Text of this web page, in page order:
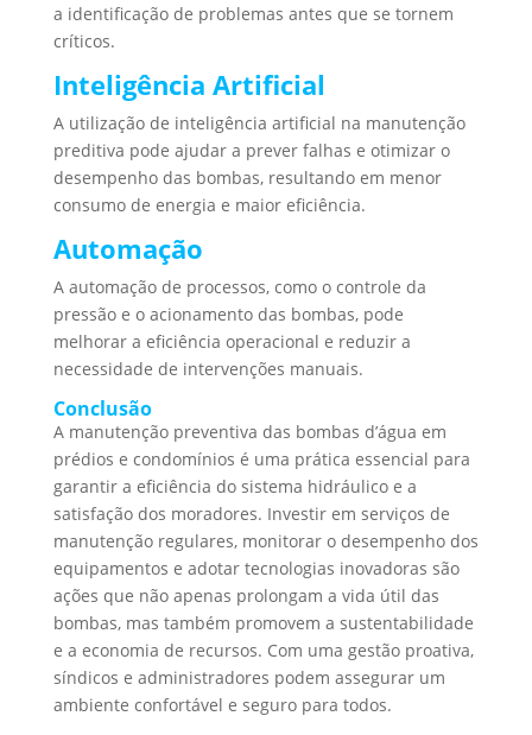
a identificação de problemas antes que se tornem
críticos.
Inteligência Artificial
A utilização de inteligência artificial na manutenção
preditiva pode ajudar a prever falhas e otimizar o
desempenho das bombas, resultando em menor
consumo de energia e maior eficiência.
Automação
A automação de processos, como o controle da
pressão e o acionamento das bombas, pode
melhorar a eficiência operacional e reduzir a
necessidade de intervenções manuais.
Conclusão
A manutenção preventiva das bombas d’água em
prédios e condomínios é uma prática essencial para
garantir a eficiência do sistema hidráulico e a
satisfação dos moradores. Investir em serviços de
manutenção regulares, monitorar o desempenho dos
equipamentos e adotar tecnologias inovadoras são
ações que não apenas prolongam a vida útil das
bombas, mas também promovem a sustentabilidade
e a economia de recursos. Com uma gestão proativa,
síndicos e administradores podem assegurar um
ambiente confortável e seguro para todos.